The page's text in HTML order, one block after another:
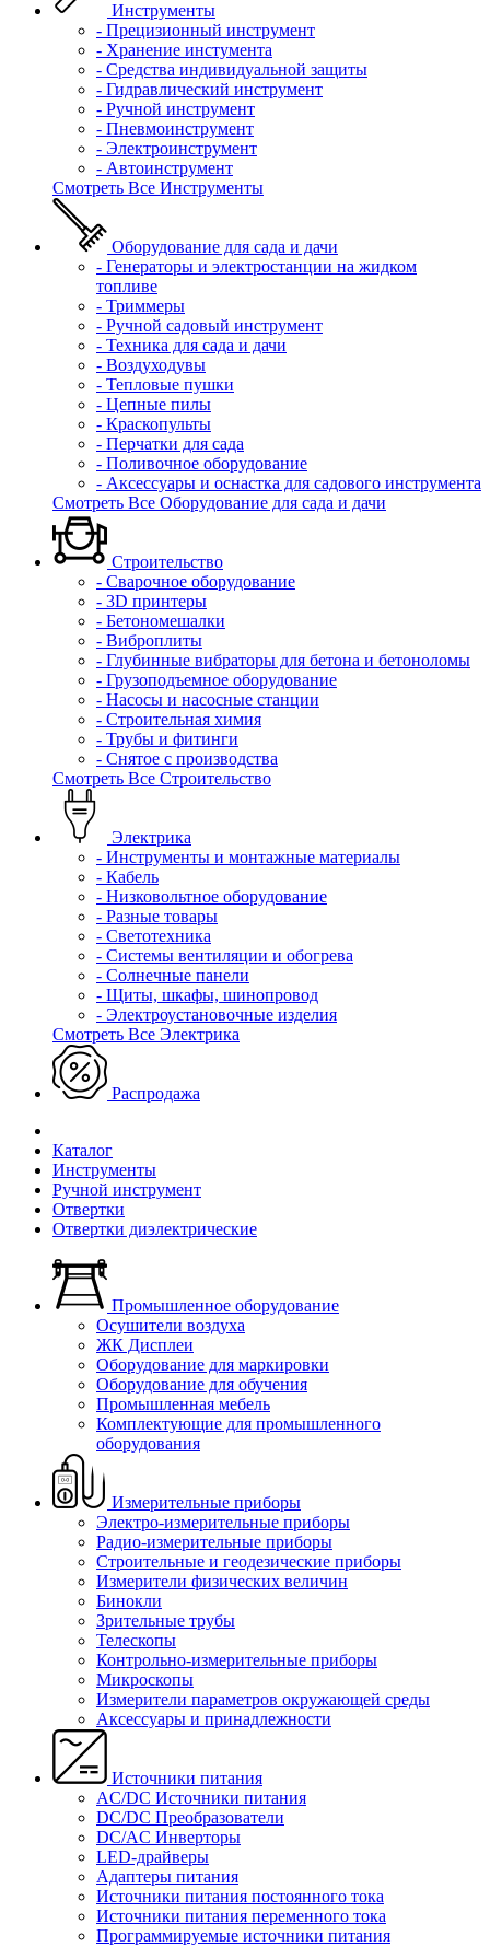
Инструменты
- Прецизионный инструмент
- Хранение инстумента
- Средства индивидуальной защиты
- Гидравлический инструмент
- Ручной инструмент
- Пневмоинструмент
- Электроинструмент
- Автоинструмент
Смотреть Все Инструменты
Оборудование для сада и дачи
- Генераторы и электростанции на жидком
топливе
- Триммеры
- Ручной садовый инструмент
- Техника для сада и дачи
- Воздуходувы
- Тепловые пушки
- Цепные пилы
- Краскопульты
- Перчатки для сада
- Поливочное оборудование
- Аксессуары и оснастка для садового инструмента
Смотреть Все Оборудование для сада и дачи
Строительство
- Сварочное оборудование
- 3D принтеры
- Бетономешалки
- Виброплиты
- Глубинные вибраторы для бетона и бетоноломы
- Грузоподъемное оборудование
- Насосы и насосные станции
- Строительная химия
- Трубы и фитинги
- Снятое с производства
Смотреть Все Строительство
Электрика
- Инструменты и монтажные материалы
- Кабель
- Низковольтное оборудование
- Разные товары
- Светотехника
- Системы вентиляции и обогрева
- Солнечные панели
- Щиты, шкафы, шинопровод
- Электроустановочные изделия
Смотреть Все Электрика
Распродажа
Каталог
Инструменты
Ручной инструмент
Отвертки
Отвертки диэлектрические
Промышленное оборудование
Осушители воздуха
ЖК Дисплеи
Оборудование для маркировки
Оборудование для обучения
Промышленная мебель
Комплектующие для промышленного
оборудования
Измерительные приборы
Электро-измерительные приборы
Радио-измерительные приборы
Строительные и геодезические приборы
Измерители физических величин
Бинокли
Зрительные трубы
Телескопы
Контрольно-измерительные приборы
Микроскопы
Измерители параметров окружающей среды
Аксессуары и принадлежности
Источники питания
AC/DC Источники питания
DC/DC Преобразователи
DC/AC Инверторы
LED-драйверы
Адаптеры питания
Источники питания постоянного тока
Источники питания переменного тока
Программируемые источники питания